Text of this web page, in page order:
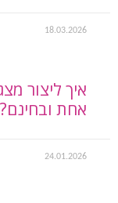
18.03.2026
איך ליצור
אחת ובחינם?
24.01.2026